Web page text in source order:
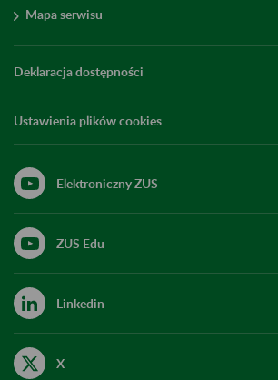
Mapa serwisu
Deklaracja dostępności
Ustawienia plików cookies
Elektroniczny ZUS
ZUS Edu
Linkedin
X